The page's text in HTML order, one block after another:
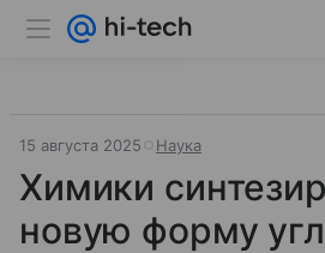
15 августа 2025 Наука
Химики
новую форму